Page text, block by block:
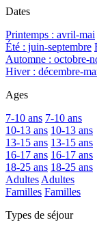
Dates
Printemps : avril-mai
Été : juin-septembre
Automne : octobre-
Hiver : décembre-
Ages
7-10 ans 7-10 ans
10-13 ans 10-13 ans
13-15 ans 13-15 ans
16-17 ans 16-17 ans
18-25 ans 18-25 ans
Adultes Adultes
Familles Familles
Types de séjour